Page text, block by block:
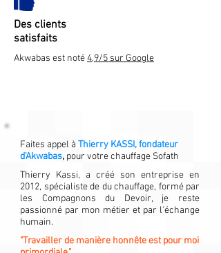
Des clients
satisfaits
Akwabas est noté4,9/5 sur Google
Faites appel à Thierry KASSI, fondateur
d'Akwabas, pour votre chauffage Sofath
Thierry Kassi, a créé son entreprise en
2012, spécialiste de du chauffage, formé par
les Compagnons du Devoir, je reste
passionné par mon métier et par l'échange
humain.
"Travailler de manière honnête est pour moi